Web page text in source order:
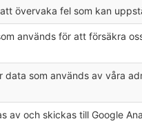
övervaka fel som kan
används för att försäkra
data som används av våra
av och skickas till Google